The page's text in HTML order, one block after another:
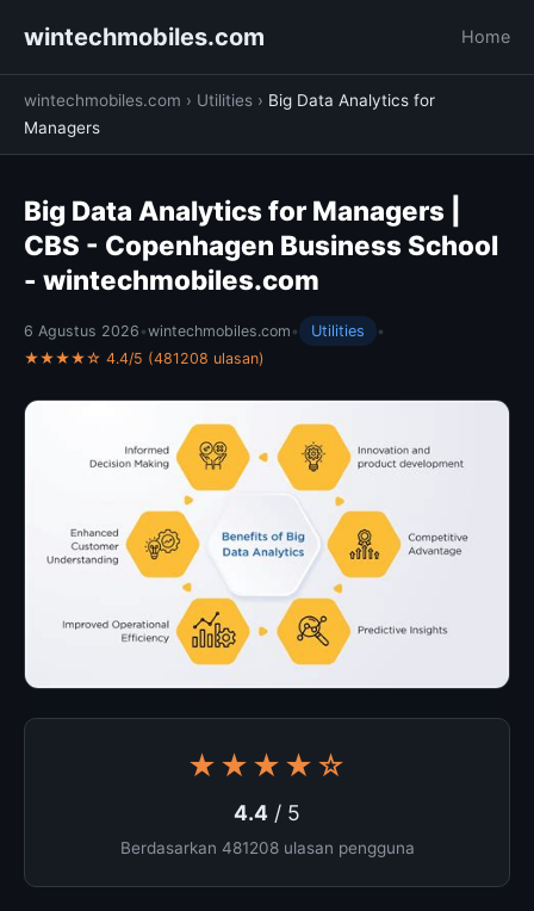
wintechmobiles.com Home
wintechmobiles.com › Utilities › Big Data Analytics for
Managers
Big Data Analytics for Managers |
CBS - Copenhagen Business School
- wintechmobiles.com
6 Agustus 2026 •wintechmobiles.com • Utilities
•
★★★★☆ 4.4/5 (481208 ulasan)
★★★★☆
4.4 / 5
Berdasarkan 481208 ulasan pengguna